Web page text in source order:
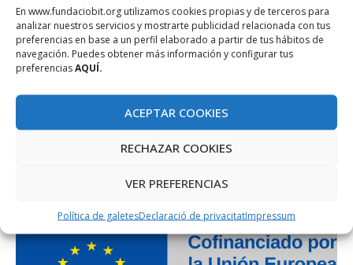
En www.fundaciobit.org utilizamos cookies propias y de terceros para
analizar nuestros servicios y mostrarte publicidad relacionada con tus
preferencias en base a un perfil elaborado a partir de tus hábitos de
navegación. Puedes obtener más información y configurar tus
preferenciasAQUÍ.
ACEPTAR COOKIES
RECHAZAR COOKIES
VER PREFERENCIAS
Política de galetesDeclaració de privacitatImpressum
PROJECTE COFINANÇAT PEL FONS SOCIAL EUROPEU